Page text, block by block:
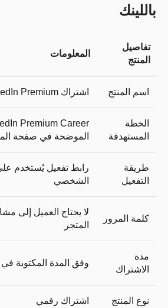
باللينك
تفاصيل
المنتج
المعلومات
اسم المنتج اشتراك LinkedIn Premium باللينك
الخطة
المستهدفة
الموضحة في صفحة
طريقة
التفعيل
الشخصي
كلمة المرور
لا يحتاج العميل إلى
المتجر
مدة
الاشتراك
وفق المدة المكتوبة
نوع المنتج اشتراك رقمي